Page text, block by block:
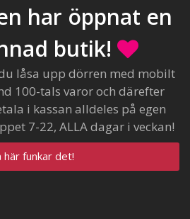
har öppnat en
butik!
låsa upp dörren med mobilt
100-tals varor och därefter
i kassan alldeles på egen
7-22, ALLA dagar i veckan!
här funkar det!